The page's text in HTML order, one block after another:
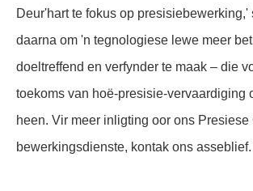
Deur'hart te fokus op presisiebewerking,'
daarna om 'n tegnologiese lewe meer
doeltreffend en verfynder te maak – die
toekoms van hoë-presisie-vervaardiging
heen. Vir meer inligting oor ons Presiese
bewerkingsdienste, kontak ons